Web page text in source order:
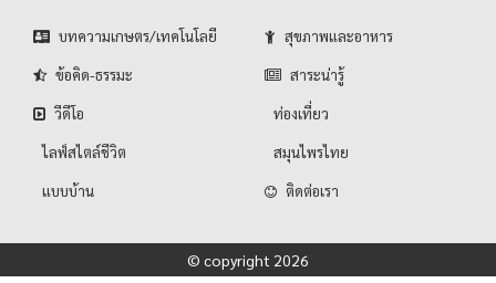
บทความเกษตร/เทคโนโลยี สุขภาพและอาหาร
ข้อคิด-ธรรมะ สาระน่ารู้
วีดีโอ ท่องเที่ยว
ไลฟ์สไตล์ชีวิต สมุนไพรไทย
แบบบ้าน ติดต่อเรา
© copyright 2026